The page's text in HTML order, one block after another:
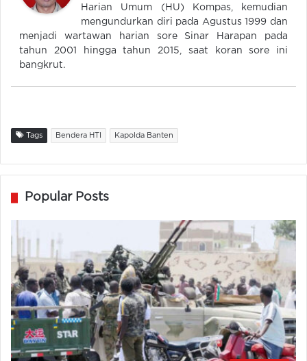
Harian Umum (HU) Kompas, kemudian
mengundurkan diri pada Agustus 1999 dan
menjadi wartawan harian sore Sinar Harapan pada
tahun 2001 hingga tahun 2015, saat koran sore ini
bangkrut.
Tags Bendera HTI Kapolda Banten
Popular Posts